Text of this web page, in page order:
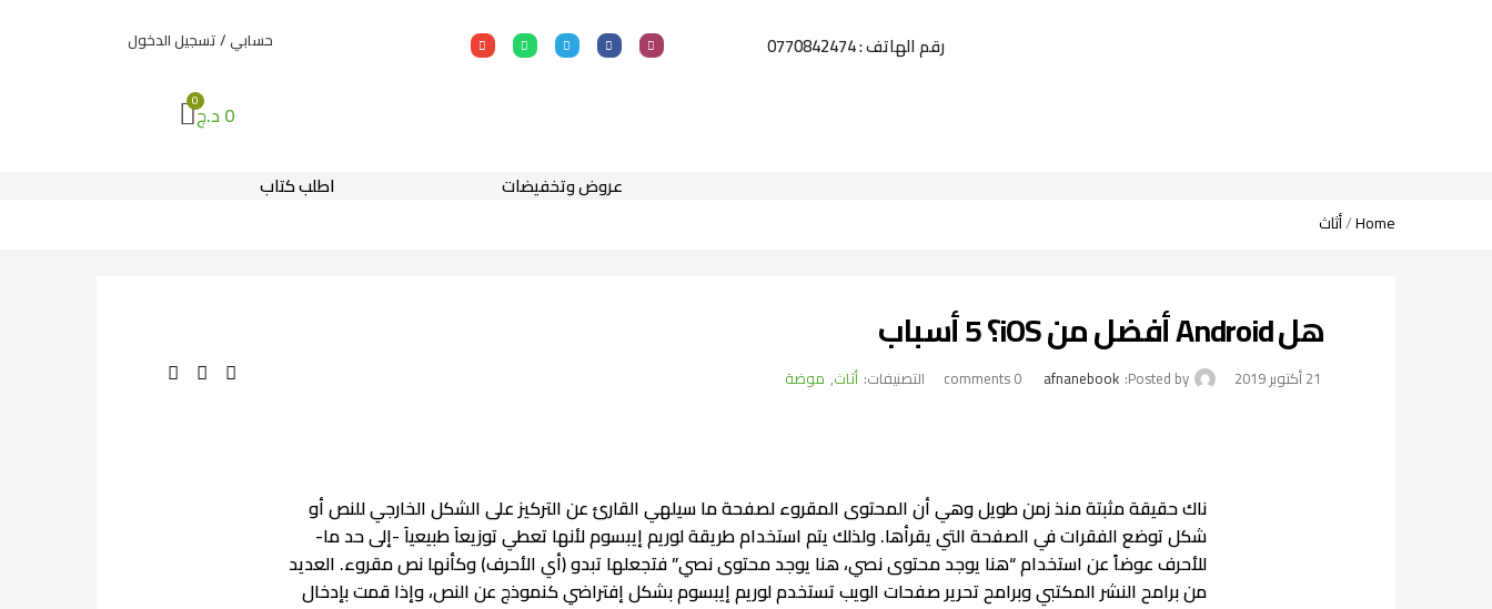
رقم الهاتف : 0770842474 حسابي / تسجيل الدخول
0د.ج
عروض وتخفيضات اطلب كتاب
Home
/أثاث
هل Android أفضل من iOS؟ 5 أسباب
21 أكتوبر 2019 Posted by:
afnanebook
0 التصنيفات: أثاث, موضة
ناك حقيقة مثبتة منذ زمن طويل وهي أن المحتوى المقروء لصفحة ما سيلهي القارئ عن التركيز على الشكل الخارجي للنص أو
شكل توضع الفقرات في الصفحة التي يقرأها. ولذلك يتم استخدام طريقة لوريم إيبسوم لأنها تعطي توزيعاَ طبيعياَ -إلى حد ما-
للأحرف عوضاً عن استخدام “هنا يوجد محتوى نصي، هنا يوجد محتوى نصي” فتجعلها تبدو (أي الأحرف) وكأنها نص مقروء. العديد
من برامح النشر المكتبي وبرامح تحرير صفحات الويب تستخدم لوريم إيبسوم بشكل إفتراضي كنموذج عن النص، وإذا قمت بإدخال